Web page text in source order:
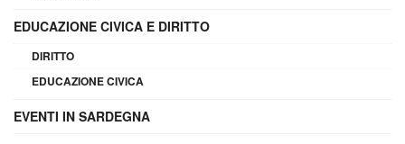
EDUCAZIONE CIVICA E DIRITTO
DIRITTO
EDUCAZIONE CIVICA
EVENTI IN SARDEGNA